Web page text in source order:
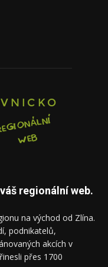
regionální web.
na východ od Zlína.
podnikatelů,
akcích v
přes 1700